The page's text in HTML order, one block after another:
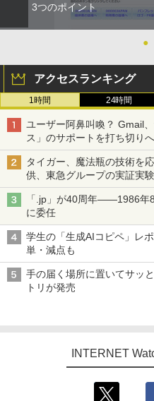
3つのポイント
●
アクセスランキング
1時間 24時間
ユーザー阿鼻叫喚？ Gmail
ス」のサポートを打ち切り
タイガー、魔法瓶の技術を
供、東急グループの実証実
ル TIVIP」
「.jp」が40周年――1986年
に委任
学生の「生成AIコピペ」レ
単・減点も
手の届く場所に置いてサッ
トリが発売
INTERNET